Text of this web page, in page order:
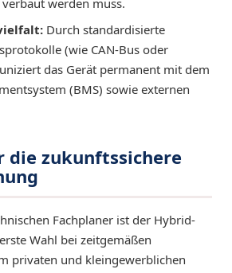
werden muss.
Durch standardisierte
(wie CAN-Bus oder
das Gerät permanent mit dem
(BMS) sowie externen
die zukunftssichere
Fachplaner ist der Hybrid-
Wahl bei zeitgemäßen
privaten und kleingewerblichen